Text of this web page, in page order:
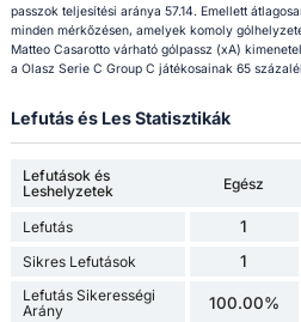
passzok teljesítési aránya 57.14. Emellett
minden mérkőzésen, amelyek komoly
Matteo Casarotto várható gólpassz (xA)
a Olasz Serie C Group C játékosainak 65
Lefutás és Les Statisztikák
Lefutások és
Leshelyzetek
Egész
Lefutás 1
Sikres Lefutások 1
Lefutás Sikerességi
Arány
100.00%